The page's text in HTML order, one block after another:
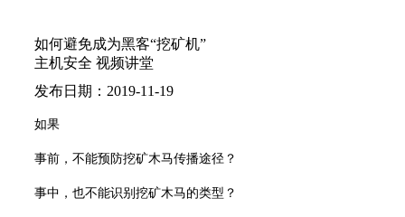
如何避免成为黑客“挖矿机”
主机安全 视频讲堂
发布日期：2019-11-19
如果
事前，不能预防挖矿木马传播途径？
事中，也不能识别挖矿木马的类型？